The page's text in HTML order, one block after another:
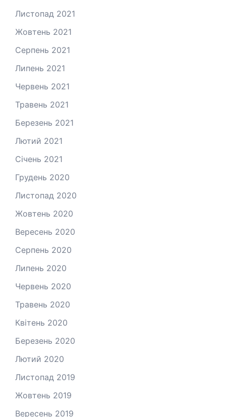
Листопад 2021
Жовтень 2021
Серпень 2021
Липень 2021
Червень 2021
Травень 2021
Березень 2021
Лютий 2021
Січень 2021
Грудень 2020
Листопад 2020
Жовтень 2020
Вересень 2020
Серпень 2020
Липень 2020
Червень 2020
Травень 2020
Квітень 2020
Березень 2020
Лютий 2020
Листопад 2019
Жовтень 2019
Вересень 2019